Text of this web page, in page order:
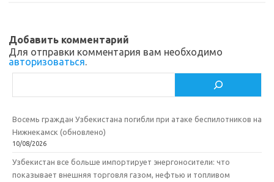
i
k
k
и
т
Добавить комментарий
Для отправки комментария вам необходимо
авторизоваться.
Восемь граждан Узбекистана погибли при атаке беспилотников на
Нижнекамск (обновлено)
10/08/2026
Узбекистан все больше импортирует энергоносители: что
показывает внешняя торговля газом, нефтью и топливом